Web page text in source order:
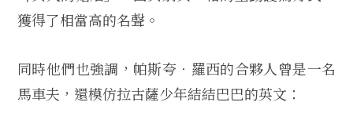
獲得了相當高的名聲。
同時他們也強調，帕斯夸‧羅西的合夥人曾是一名
馬車夫，還模仿拉古薩少年結結巴巴的英文：